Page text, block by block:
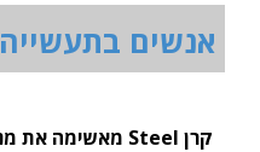
אנשים בתעשייה